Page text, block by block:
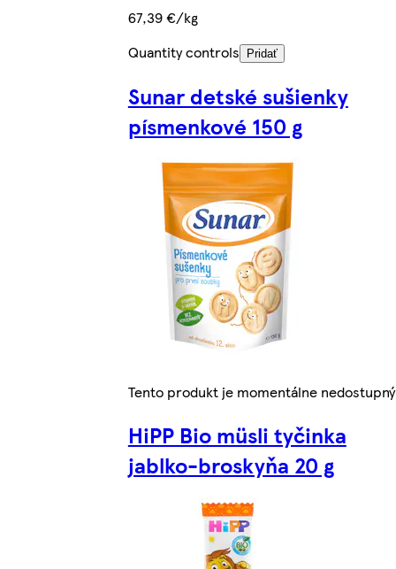
67,39 €/kg
Quantity controls
Pridať
Sunar detské sušienky
písmenkové 150 g
Tento produkt je momentálne nedostupný
HiPP Bio müsli tyčinka
jablko-broskyňa 20 g